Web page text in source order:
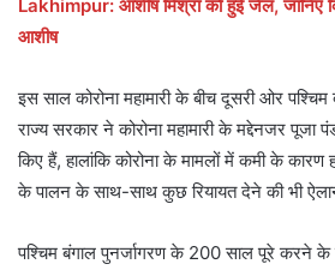
Lakhimpur: आशीष मिश्रा को हुई जेल, जानिए
आशीष
इस साल कोरोना महामारी के बीच दूसरी ओर पश्चिम
राज्य सरकार ने कोरोना महामारी के मद्देनजर पूजा
किए हैं, हालांकि कोरोना के मामलों में कमी के कारण
के पालन के साथ-साथ कुछ रियायत देने की भी
पश्चिम बंगाल पुनर्जागरण के 200 साल पूरे करने के